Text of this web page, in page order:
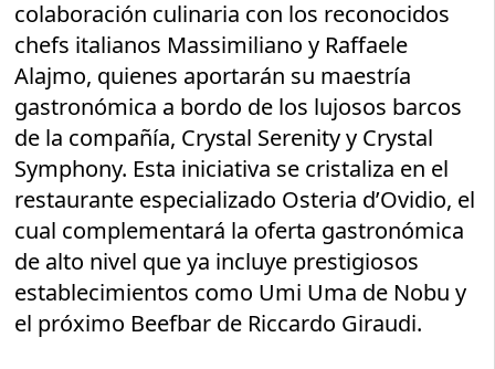
colaboración culinaria con los reconocidos
chefs italianos Massimiliano y Raffaele
Alajmo, quienes aportarán su maestría
gastronómica a bordo de los lujosos barcos
de la compañía, Crystal Serenity y Crystal
Symphony. Esta iniciativa se cristaliza en el
restaurante especializado Osteria d’Ovidio, el
cual complementará la oferta gastronómica
de alto nivel que ya incluye prestigiosos
establecimientos como Umi Uma de Nobu y
el próximo Beefbar de Riccardo Giraudi.